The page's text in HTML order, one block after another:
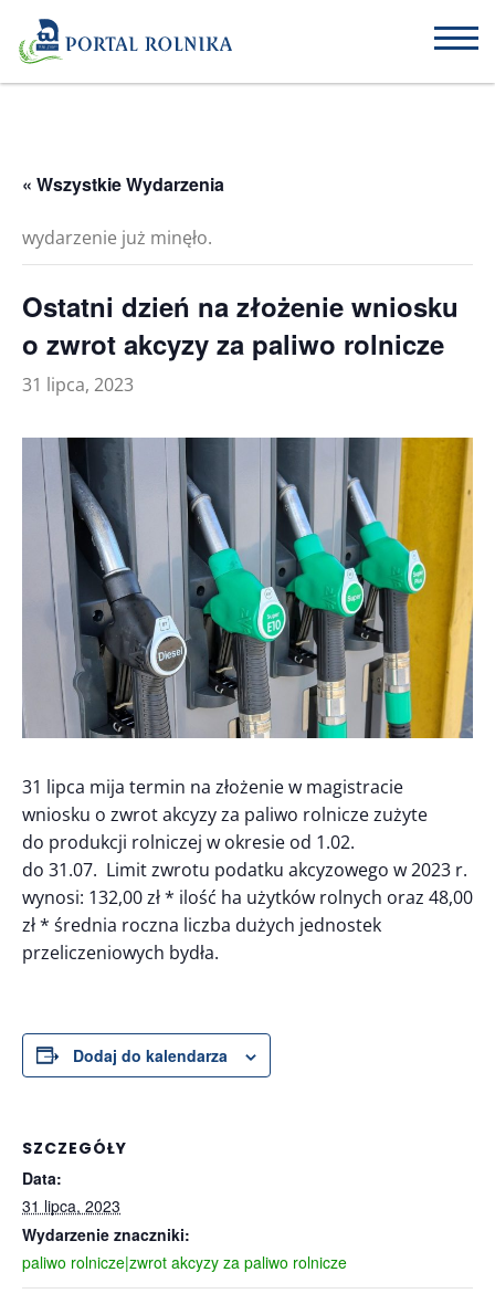
« Wszystkie Wydarzenia
wydarzenie już minęło.
Ostatni dzień na złożenie wniosku
o zwrot akcyzy za paliwo rolnicze
31 lipca, 2023
31 lipca mija termin na złożenie w magistracie
wniosku o zwrot akcyzy za paliwo rolnicze zużyte
do produkcji rolniczej w okresie od 1.02.
do 31.07. Limit zwrotu podatku akcyzowego w 2023 r.
wynosi: 132,00 zł * ilość ha użytków rolnych oraz 48,00
zł * średnia roczna liczba dużych jednostek
przeliczeniowych bydła.
Dodaj do kalendarza
SZCZEGÓŁY
Data:
31 lipca, 2023
Wydarzenie znaczniki:
paliwo rolnicze|zwrot akcyzy za paliwo rolnicze